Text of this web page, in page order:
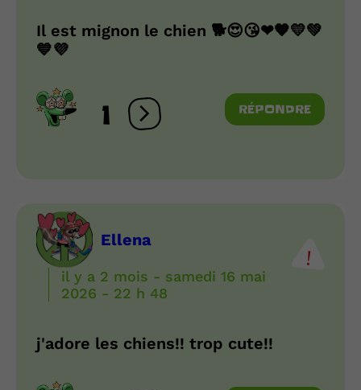
Il est mignon le chien 🐕😍😘❤🧡💛💚
💙💜
1 Ouvrir les réactions
RÉPONDRE
Ellena
il y a 2 mois - samedi 16 mai
2026 - 22 h 48
j'adore les chiens!! trop cute!!